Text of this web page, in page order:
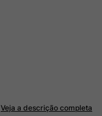
Veja a descrição completa